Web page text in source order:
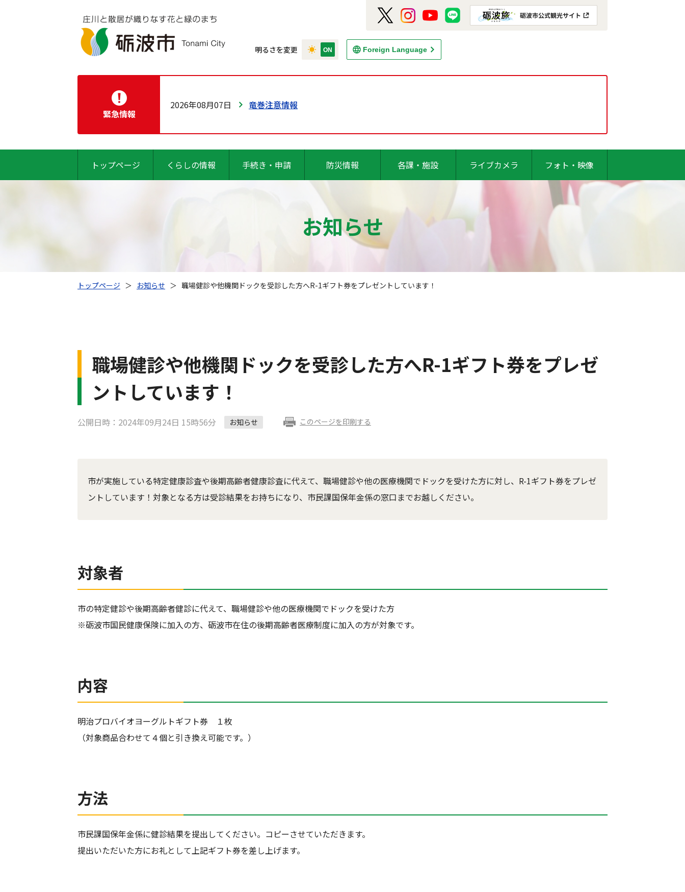
明るさを変更 Foreign Language
緊急情報
2026年08月07日 竜巻注意情報
トップページ くらしの情報 手続き・申請 防災情報 各課・施設 ライブカメラ フォト・映像
お知らせ
トップページ ＞ お知らせ ＞ 職場健診や他機関ドックを受診した方へR-1ギフト券をプレゼントしています！
職場健診や他機関ドックを受診した方へR-1ギフト券をプレゼ
ントしています！
公開日時：2024年09月24日 15時56分 お知らせ このページを印刷する
市が実施している特定健康診査や後期高齢者健康診査に代えて、職場健診や他の医療機関でドックを受けた方に対し、R-1ギフト券をプレゼ
ントしています！対象となる方は受診結果をお持ちになり、市民課国保年金係の窓口までお越しください。
対象者
市の特定健診や後期高齢者健診に代えて、職場健診や他の医療機関でドックを受けた方
※砺波市国民健康保険に加入の方、砺波市在住の後期高齢者医療制度に加入の方が対象です。
内容
明治プロバイオヨーグルトギフト券 １枚
（対象商品合わせて４個と引き換え可能です。）
方法
市民課国保年金係に健診結果を提出してください。コピーさせていただきます。
提出いただいた方にお礼として上記ギフト券を差し上げます。